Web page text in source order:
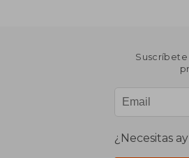
¿Necesitas